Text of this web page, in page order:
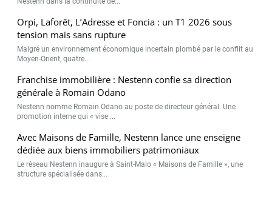
Orpi, Laforêt, L’Adresse et Foncia : un T1 2026 sous
tension mais sans rupture
Malgré un environnement économique incertain plombé par le conflit au
Moyen-Orient, quatre...
Franchise immobilière : Nestenn confie sa direction
générale à Romain Odano
Nestenn nomme Romain Odano au poste de directeur général. Une
promotion interne qui « vise ...
Avec Maisons de Famille, Nestenn lance une enseigne
dédiée aux biens immobiliers patrimoniaux
Le réseau Nestenn inaugure à Saint-Malo « Maisons de Famille », une
structure spécialisée dans...